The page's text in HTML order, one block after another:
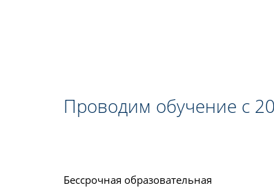
Проводим обучение с
Бессрочная образовательная